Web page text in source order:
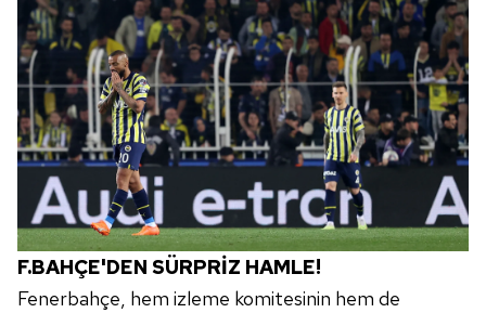
F.BAHÇE'DEN SÜRPRİZ HAMLE!
Fenerbahçe, hem izleme komitesinin hem de